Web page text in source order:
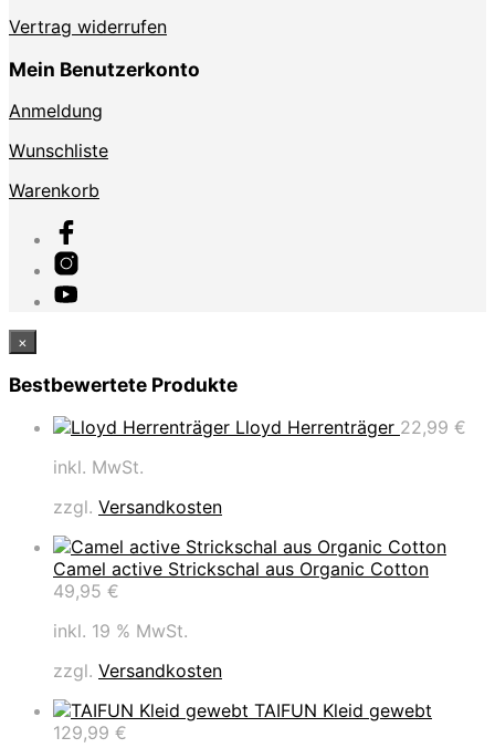
Vertrag widerrufen
Mein Benutzerkonto
Anmeldung
Wunschliste
Warenkorb
×
Bestbewertete Produkte
Lloyd Herrenträger 22,99 €
inkl. MwSt.
zzgl. Versandkosten
Camel active Strickschal aus Organic Cotton
49,95 €
inkl. 19 % MwSt.
zzgl. Versandkosten
TAIFUN Kleid gewebt
129,99 €